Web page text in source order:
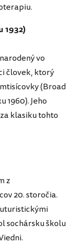
1932)
vo
človek, ktorý
(Broad
1960). Jeho
klasiku tohto
z
20. storočia.
sochársku školu